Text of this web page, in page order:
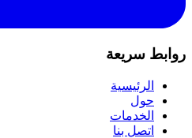
روابط سريعة
الرئيسية
حول
الخدمات
اتصل بنا